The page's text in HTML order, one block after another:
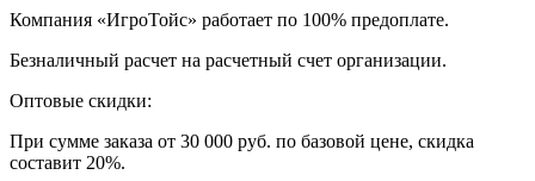
Компания «ИгроТойс» работает по 100% предоплате.
Безналичный расчет на расчетный счет организации.
Оптовые скидки:
При сумме заказа от 30 000 руб. по базовой цене, скидка
составит 20%.